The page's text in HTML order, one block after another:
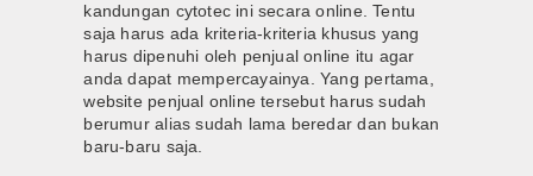
kandungan cytotec ini secara online. Tentu
saja harus ada kriteria-kriteria khusus yang
harus dipenuhi oleh penjual online itu agar
anda dapat mempercayainya. Yang pertama,
website penjual online tersebut harus sudah
berumur alias sudah lama beredar dan bukan
baru-baru saja.